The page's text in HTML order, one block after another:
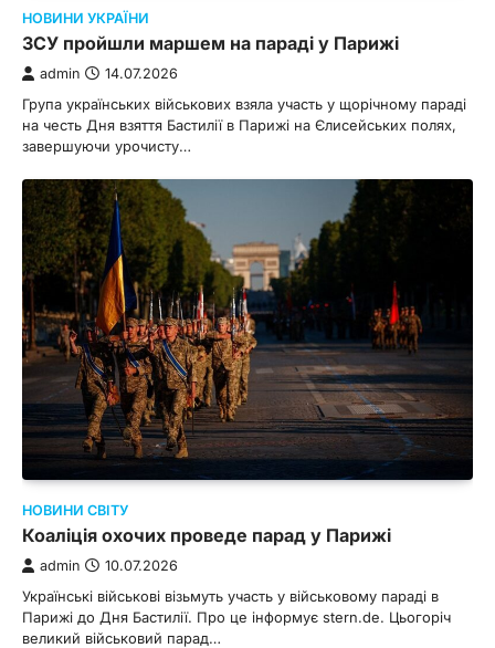
НОВИНИ УКРАЇНИ
ЗСУ пройшли маршем на параді у Парижі
admin 14.07.2026
Група українських військових взяла участь у щорічному параді
на честь Дня взяття Бастилії в Парижі на Єлисейських полях,
завершуючи урочисту…
НОВИНИ СВІТУ
Коаліція охочих проведе парад у Парижі
admin 10.07.2026
Українські військові візьмуть участь у військовому параді в
Парижі до Дня Бастилії. Про це інформує stern.de. Цьогоріч
великий військовий парад…